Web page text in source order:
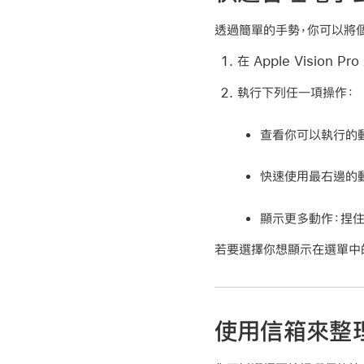
透過簡單的手勢，你可以將
在 Apple Vision Pro
執行下列任一項操作：
查看你可以執行的
快速使用最右邊的
顯示更多動作：捏
若要選擇你想顯示在選單中
使用信箱來整